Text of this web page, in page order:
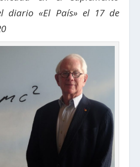
diario «El País» el 17 de